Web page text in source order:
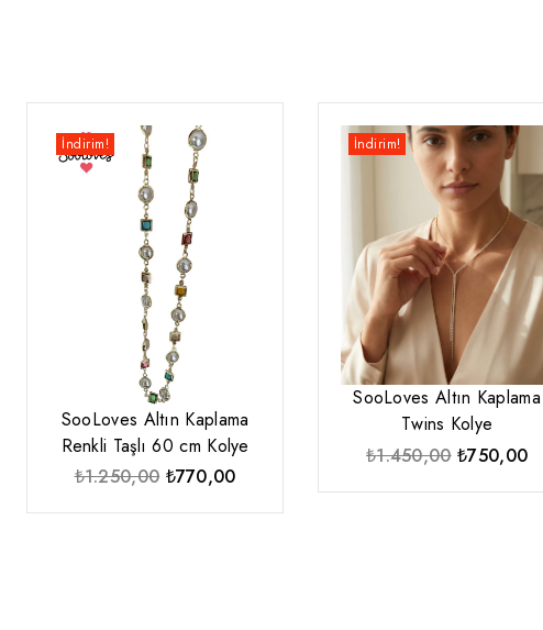
İndirim!
SooLoves Altın Kaplama
Renkli Taşlı 60 cm Kolye
₺1.250,00 Orijinal
₺770,00Şu
İndirim!
SooLoves Altın Kaplama
Twins Kolye
₺1.450,00 Orijinal
₺750,00Şu